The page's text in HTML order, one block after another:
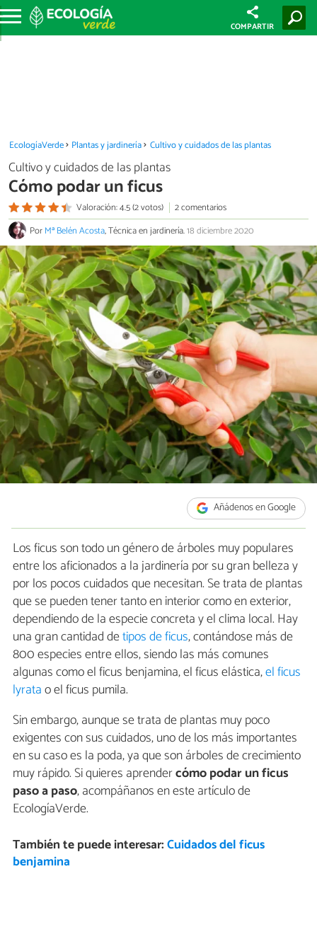
COMPARTIR
EcologíaVerde Plantas y jardinería Cultivo y cuidados de las plantas
Cultivo y cuidados de las plantas
Cómo podar un ficus
Valoración: 4.5 (2 votos)
2 comentarios
PorMª Belén Acosta, Técnica en jardinería.18 diciembre 2020
Añádenos en Google
Los ficus son todo un género de árboles muy populares
entre los aficionados a la jardinería por su gran belleza y
por los pocos cuidados que necesitan. Se trata de plantas
que se pueden tener tanto en interior como en exterior,
dependiendo de la especie concreta y el clima local. Hay
una gran cantidad detipos de ficus, contándose más de
800 especies entre ellos, siendo las más comunes
algunas como el ficus benjamina, el ficus elástica,el ficus
lyratao el ficus pumila.
Sin embargo, aunque se trata de plantas muy poco
exigentes con sus cuidados, uno de los más importantes
en su caso es la poda, ya que son árboles de crecimiento
muy rápido. Si quieres aprendercómo podar un ficus
paso a paso, acompáñanos en este artículo de
EcologíaVerde.
También te puede interesar:Cuidados del ficus
benjamina